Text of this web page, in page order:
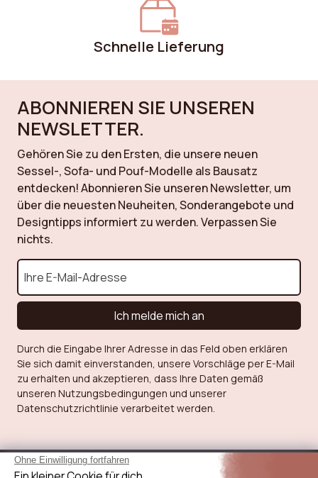
Schnelle Lieferung
ABONNIEREN SIE UNSEREN
NEWSLETTER.
Gehören Sie zu den Ersten, die unsere neuen
Sessel-, Sofa- und Pouf-Modelle als Bausatz
entdecken! Abonnieren Sie unseren Newsletter, um
über die neuesten Neuheiten, Sonderangebote und
Designtipps informiert zu werden. Verpassen Sie
nichts.
Ich melde mich an
Durch die Eingabe Ihrer Adresse in das Feld oben erklären
Sie sich damit einverstanden, unsere Vorschläge per E-Mail
zu erhalten und akzeptieren, dass Ihre Daten gemäß
unseren Nutzungsbedingungen und unserer
Datenschutzrichtlinie verarbeitet werden.